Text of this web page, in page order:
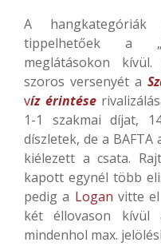
A hangkategóriák
tippelhetőek a
meglátásokon
szoros versenyét a
víz érintése
1-1 szakmai díjat,
díszletek, de a
kiélezett a csata.
kapott egynél több
pedig a Logan vitte
két éllovason
mindenhol max.